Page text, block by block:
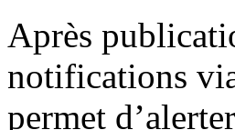
Après
notifications
permet